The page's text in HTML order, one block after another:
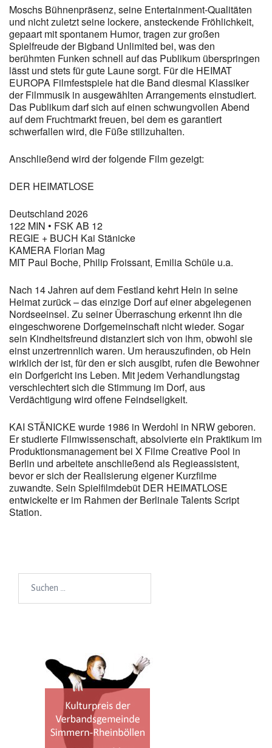
Moschs Bühnenpräsenz, seine Entertainment-Qualitäten
und nicht zuletzt seine lockere, ansteckende Fröhlichkeit,
gepaart mit spontanem Humor, tragen zur großen
Spielfreude der Bigband Unlimited bei, was den
berühmten Funken schnell auf das Publikum überspringen
lässt und stets für gute Laune sorgt. Für die HEIMAT
EUROPA Filmfestspiele hat die Band diesmal Klassiker
der Filmmusik in ausgewählten Arrangements einstudiert.
Das Publikum darf sich auf einen schwungvollen Abend
auf dem Fruchtmarkt freuen, bei dem es garantiert
schwerfallen wird, die Füße stillzuhalten.
Anschließend wird der folgende Film gezeigt:
DER HEIMATLOSE
Deutschland 2026
122 MIN • FSK AB 12
REGIE + BUCH Kai Stänicke
KAMERA Florian Mag
MIT Paul Boche, Philip Froissant, Emilia Schüle u.a.
Nach 14 Jahren auf dem Festland kehrt Hein in seine
Heimat zurück – das einzige Dorf auf einer abgelegenen
Nordseeinsel. Zu seiner Überraschung erkennt ihn die
eingeschworene Dorfgemeinschaft nicht wieder. Sogar
sein Kindheitsfreund distanziert sich von ihm, obwohl sie
einst unzertrennlich waren. Um herauszufinden, ob Hein
wirklich der ist, für den er sich ausgibt, rufen die Bewohner
ein Dorfgericht ins Leben. Mit jedem Verhandlungstag
verschlechtert sich die Stimmung im Dorf, aus
Verdächtigung wird offene Feindseligkeit.
KAI STÄNICKE wurde 1986 in Werdohl in NRW geboren.
Er studierte Filmwissenschaft, absolvierte ein Praktikum im
Produktionsmanagement bei X Filme Creative Pool in
Berlin und arbeitete anschließend als Regieassistent,
bevor er sich der Realisierung eigener Kurzfilme
zuwandte. Sein Spielfilmdebüt DER HEIMATLOSE
entwickelte er im Rahmen der Berlinale Talents Script
Station.